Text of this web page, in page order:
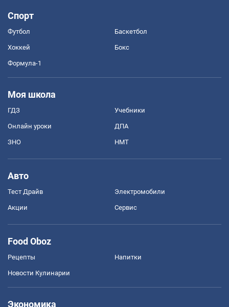
Спорт
Футбол Баскетбол
Хоккей Бокс
Формула-1
Моя школа
ГДЗ Учебники
Онлайн уроки ДПА
ЗНО НМТ
Авто
Тест Драйв Электромобили
Акции Сервис
Food Oboz
Рецепты Напитки
Новости Кулинарии
Экономика